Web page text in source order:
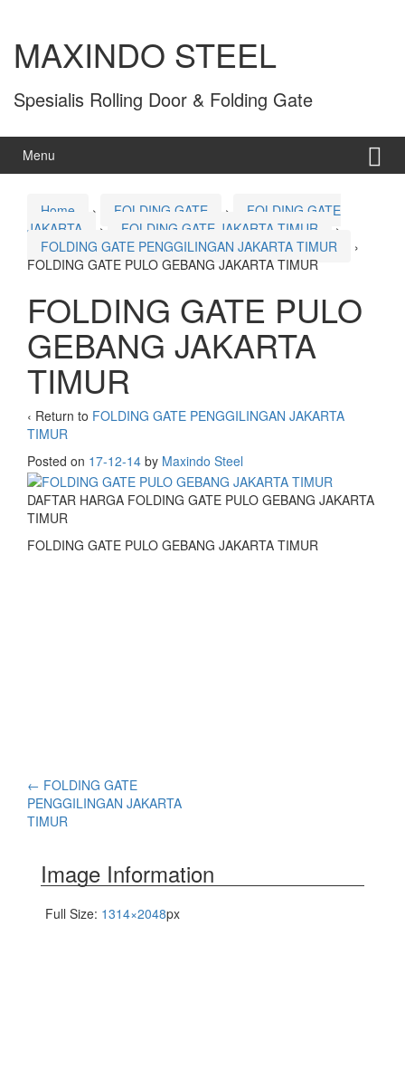
MAXINDO STEEL
Spesialis Rolling Door & Folding Gate
Menu
Home › FOLDING GATE ›
FOLDING GATE
JAKARTA
› FOLDING GATE JAKARTA TIMUR
›
FOLDING GATE PENGGILINGAN JAKARTA TIMUR
›
FOLDING GATE PULO GEBANG JAKARTA TIMUR
FOLDING GATE PULO
GEBANG JAKARTA
TIMUR
‹ Return to FOLDING GATE PENGGILINGAN JAKARTA
TIMUR
Posted on 17-12-14 by Maxindo Steel
DAFTAR HARGA FOLDING GATE PULO GEBANG JAKARTA
TIMUR
FOLDING GATE PULO GEBANG JAKARTA TIMUR
← FOLDING GATE
PENGGILINGAN JAKARTA
TIMUR
Image Information
Full Size: 1314×2048px